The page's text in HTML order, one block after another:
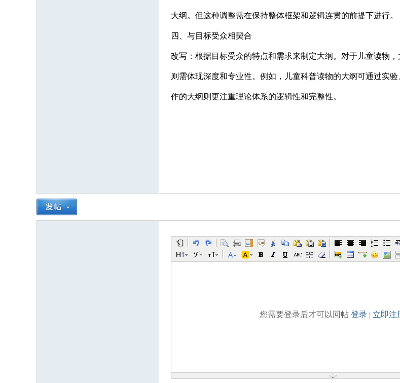
大纲。但这种调整需在保持整体框架和逻辑连贯的前提下进行。
四、与目标受众相契合
改写：根据目标受众的特点和需求来制定大纲。对于儿童读物
则需体现深度和专业性。例如，儿童科普读物的大纲可通过实
作的大纲则更注重理论体系的逻辑性和完整性。
您需要登录后才可以回帖 登录| 立即注